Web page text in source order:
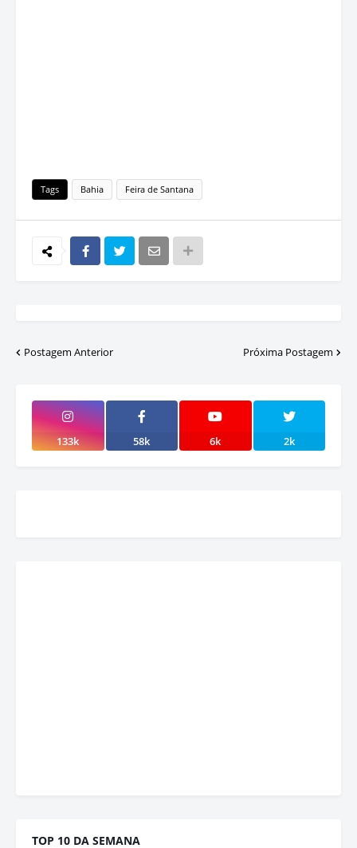
Tags Bahia Feira de Santana
Postagem Anterior Próxima Postagem
133k 58k 6k 2k
TOP 10 DA SEMANA